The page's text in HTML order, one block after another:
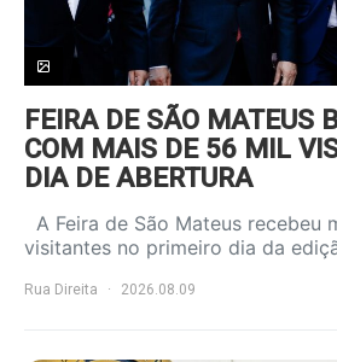
FEIRA DE SÃO MATEUS
COM MAIS DE 56 MIL
DIA DE ABERTURA
A Feira de São Mateus recebeu
visitantes no primeiro dia da
Rua Direita 2026.08.09